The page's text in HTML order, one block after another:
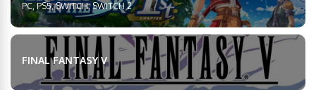
PC, PS5, SWITCH, SWITCH 2
FINAL FANTASY V